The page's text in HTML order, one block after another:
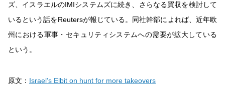
ズ、イスラエルのIMIシステムズに続き、さらなる買収を検討して
いるという話をReutersが報じている。同社幹部によれば、近年欧
州における軍事・セキュリティシステムへの需要が拡大している
という。
原文： Israel’s Elbit on hunt for more takeovers